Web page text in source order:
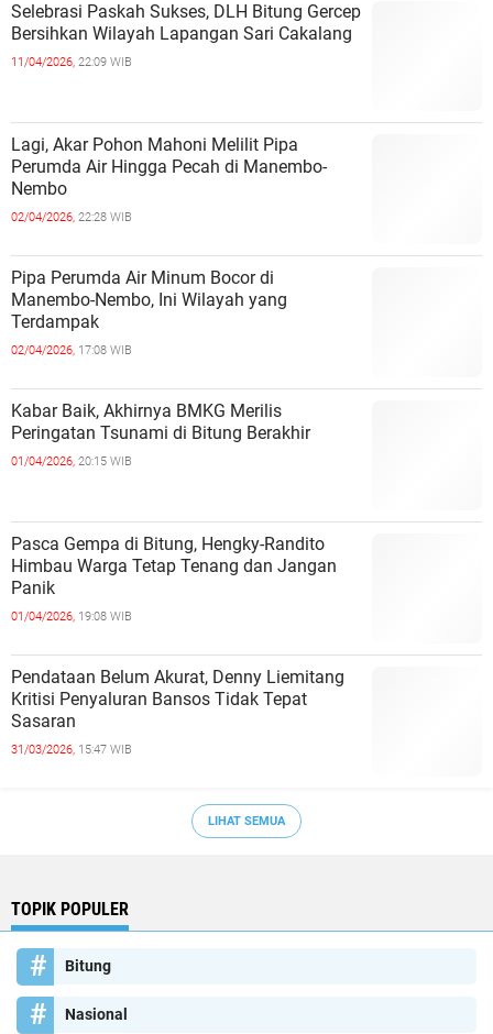
Selebrasi Paskah Sukses, DLH Bitung Gercep
Bersihkan Wilayah Lapangan Sari Cakalang
11/04/2026, 22:09 WIB
Lagi, Akar Pohon Mahoni Melilit Pipa
Perumda Air Hingga Pecah di Manembo-
Nembo
02/04/2026, 22:28 WIB
Pipa Perumda Air Minum Bocor di
Manembo-Nembo, Ini Wilayah yang
Terdampak
02/04/2026, 17:08 WIB
Kabar Baik, Akhirnya BMKG Merilis
Peringatan Tsunami di Bitung Berakhir
01/04/2026, 20:15 WIB
Pasca Gempa di Bitung, Hengky-Randito
Himbau Warga Tetap Tenang dan Jangan
Panik
01/04/2026, 19:08 WIB
Pendataan Belum Akurat, Denny Liemitang
Kritisi Penyaluran Bansos Tidak Tepat
Sasaran
31/03/2026, 15:47 WIB
LIHAT SEMUA
TOPIK POPULER
Bitung
Nasional